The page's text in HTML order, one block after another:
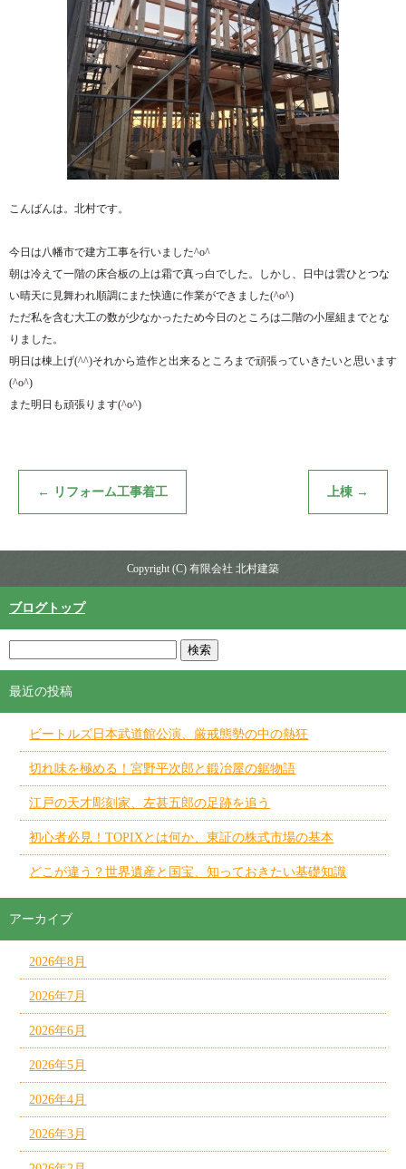
こんばんは。北村です。
今日は八幡市で建方工事を行いました^o^
朝は冷えて一階の床合板の上は霜で真っ白でした。しかし、日中は雲ひとつな
い晴天に見舞われ順調にまた快適に作業ができました(^o^)
ただ私を含む大工の数が少なかったため今日のところは二階の小屋組までとな
りました。
明日は棟上げ(^^)それから造作と出来るところまで頑張っていきたいと思います
(^o^)
また明日も頑張ります(^o^)
← リフォーム工事着工 上棟 →
Copyright (C) 有限会社 北村建築
ブログトップ
最近の投稿
ビートルズ日本武道館公演、厳戒態勢の中の熱狂
切れ味を極める！宮野平次郎と鍛冶屋の鋸物語
江戸の天才彫刻家、左甚五郎の足跡を追う
初心者必見！TOPIXとは何か、東証の株式市場の基本
どこが違う？世界遺産と国宝、知っておきたい基礎知識
アーカイブ
2026年8月
2026年7月
2026年6月
2026年5月
2026年4月
2026年3月